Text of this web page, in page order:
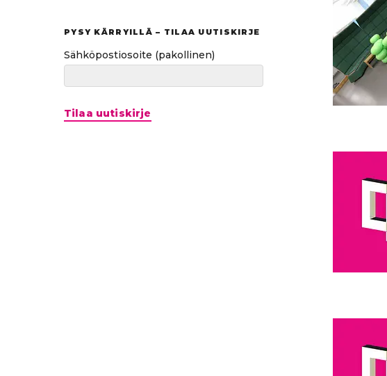
PYSY KÄRRYILLÄ – TILAA UUTISKIRJE
Sähköpostiosoite (pakollinen)
Tilaa uutiskirje